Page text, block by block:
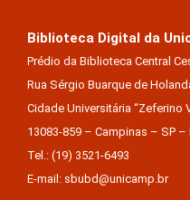
Biblioteca Digital da
Prédio da Biblioteca Central
Rua Sérgio Buarque de
Cidade Universitária “Zeferino
13083-859 – Campinas – SP –
Tel.: (19) 3521-6493
E-mail: sbubd@unicamp.br